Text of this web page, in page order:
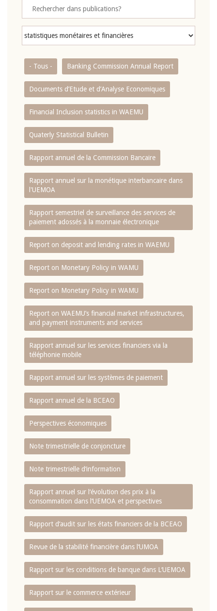
- Tous - Banking Commission Annual Report
Documents d’Etude et d’Analyse Economiques
Financial Inclusion statistics in WAEMU
Quaterly Statistical Bulletin
Rapport annuel de la Commission Bancaire
Rapport annuel sur la monétique interbancaire dans
l'UEMOA
Rapport semestriel de surveillance des services de
paiement adossés à la monnaie électronique
Report on deposit and lending rates in WAEMU
Report on Monetary Policy in WAMU
Report on Monetary Policy in WAMU
Report on WAEMU’s financial market infrastructures,
and payment instruments and services
Rapport annuel sur les services financiers via la
téléphonie mobile
Rapport annuel sur les systèmes de paiement
Rapport annuel de la BCEAO
Perspectives économiques
Note trimestrielle de conjoncture
Note trimestrielle d‘information
Rapport annuel sur l‘évolution des prix à la
consommation dans l‘UEMOA et perspectives
Rapport d‘audit sur les états financiers de la BCEAO
Revue de la stabilité financière dans l‘UMOA
Rapport sur les conditions de banque dans L‘UEMOA
Rapport sur le commerce extérieur